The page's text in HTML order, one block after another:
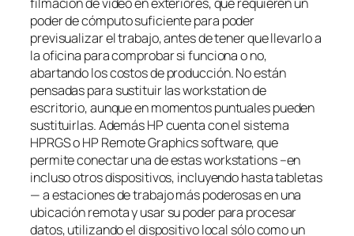
filmación de video en exteriores, que requieren un
poder de cómputo suficiente para poder
previsualizar el trabajo, antes de tener que llevarlo a
la oficina para comprobar si funciona o no,
abartando los costos de producción. No están
pensadas para sustituir las workstation de
escritorio, aunque en momentos puntuales pueden
sustituirlas. Además HP cuenta con el sistema
HPRGS o HP Remote Graphics software, que
permite conectar una de estas workstations –en
incluso otros dispositivos, incluyendo hasta tabletas
— a estaciones de trabajo más poderosas en una
ubicación remota y usar su poder para procesar
datos, utilizando el dispositivo local sólo como un